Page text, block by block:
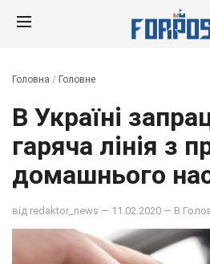
Головна / Головне
В Україні
гаряча лінія з
домашнього
від redaktor_news — 11.02.2020 — В